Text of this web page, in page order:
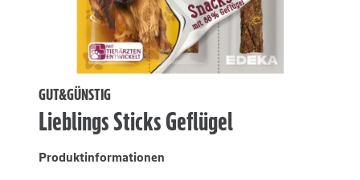
GUT&GÜNSTIG
Lieblings Sticks Geflügel
Produktinformationen